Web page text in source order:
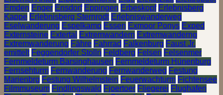
Emden Enger Ensdorf Eppingen Erbeskopf Erlebnisberg
Kappe Erlebnisberg Sternrodt Erlebniswanderweg
Eselwanderung Espelkamp Essen Exmoor Ponys Exped
Externsteine Extertal Extremwandern Extremwanderng
Extremwanderung Fähre Fahrrad Falkenburg Faust Jr.
emittelt Feggendorfer Stolln Feldberg Felsen Felsenmer
Fernmeldeturm Barsinghausen Fernmeldeturm Hünenburg
Fernsehturm Fernwanderung Fernwanderweg Festung
Marienbrg Festung Wilhelmstein Feuerwachturm Fichtensee
Filmmuseum Findlingswald Fjoertoer Fliegerei Flughafen